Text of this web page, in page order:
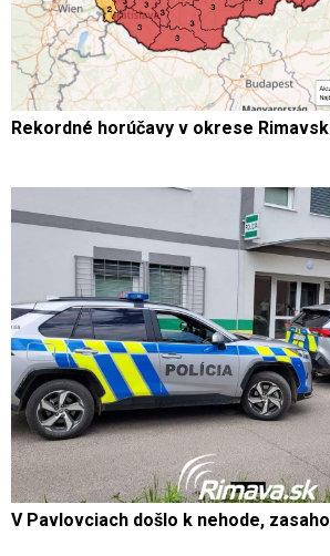
Rekordné horúčavy v okrese
V Pavlovciach došlo k nehode,